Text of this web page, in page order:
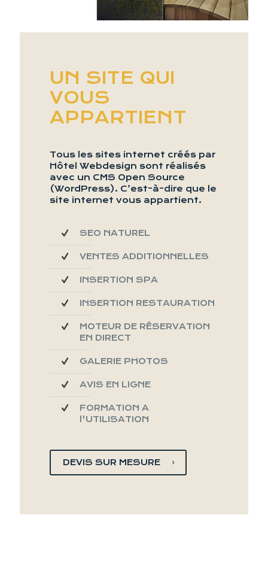
UN SITE QUI
VOUS
APPARTIENT
Tous les sites internet créés par
Hôtel Webdesign sont réalisés
avec un CMS Open Source
(WordPress). C’est-à-dire que le
site internet vous appartient.
SEO NATUREL
VENTES ADDITIONNELLES
INSERTION SPA
INSERTION RESTAURATION
MOTEUR DE RÉSERVATION
EN DIRECT
GALERIE PHOTOS
AVIS EN LIGNE
FORMATION A
l'UTILISATION
DEVIS SUR MESURE